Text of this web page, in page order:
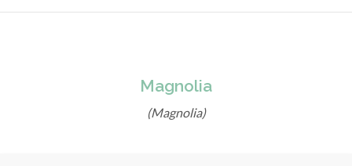
Magnolia
(Magnolia)